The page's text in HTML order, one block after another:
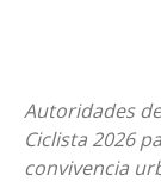
Autoridades
Ciclista 2026
convivencia